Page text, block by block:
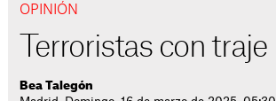
OPINIÓN
Terroristas con traje
Bea Talegón